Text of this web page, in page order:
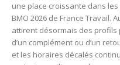
une place croissante dans les
BMO 2026 de France Travail.
attirent désormais des
d’un complément ou d’un
et les horaires décalés